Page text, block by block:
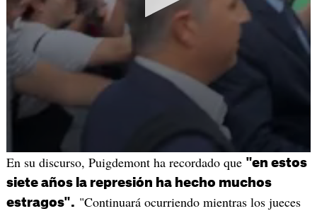
En su discurso, Puigdemont ha recordado que "en estos
siete años la represión ha hecho muchos
estragos". "Continuará ocurriendo mientras los jueces